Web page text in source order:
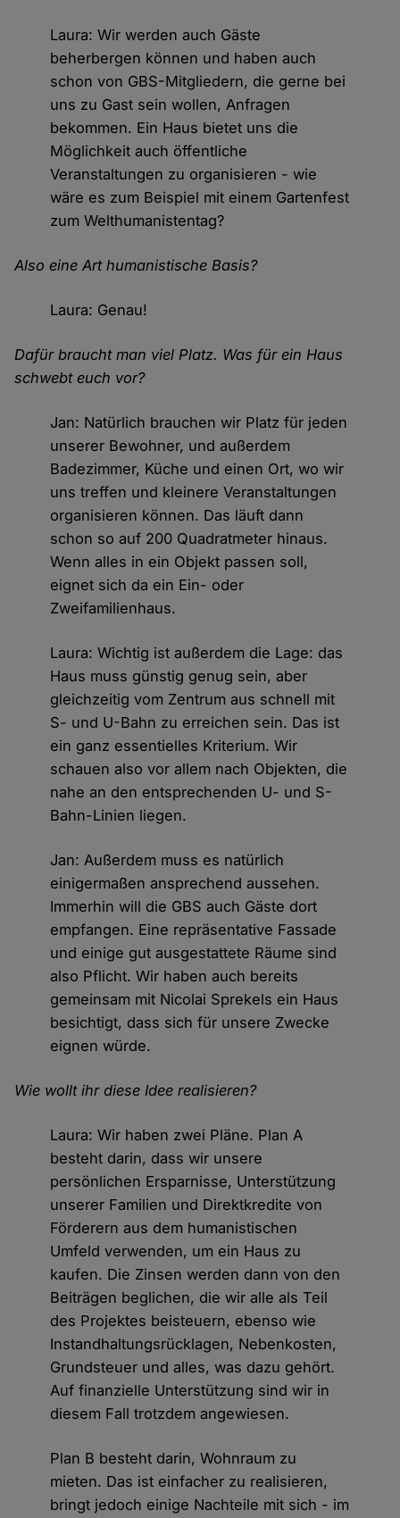
Laura: Wir werden auch Gäste
beherbergen können und haben auch
schon von GBS-Mitgliedern, die gerne bei
uns zu Gast sein wollen, Anfragen
bekommen. Ein Haus bietet uns die
Möglichkeit auch öffentliche
Veranstaltungen zu organisieren - wie
wäre es zum Beispiel mit einem Gartenfest
zum Welthumanistentag?
Also eine Art humanistische Basis?
Laura: Genau!
Dafür braucht man viel Platz. Was für ein Haus
schwebt euch vor?
Jan: Natürlich brauchen wir Platz für jeden
unserer Bewohner, und außerdem
Badezimmer, Küche und einen Ort, wo wir
uns treffen und kleinere Veranstaltungen
organisieren können. Das läuft dann
schon so auf 200 Quadratmeter hinaus.
Wenn alles in ein Objekt passen soll,
eignet sich da ein Ein- oder
Zweifamilienhaus.
Laura: Wichtig ist außerdem die Lage: das
Haus muss günstig genug sein, aber
gleichzeitig vom Zentrum aus schnell mit
S- und U-Bahn zu erreichen sein. Das ist
ein ganz essentielles Kriterium. Wir
schauen also vor allem nach Objekten, die
nahe an den entsprechenden U- und S-
Bahn-Linien liegen.
Jan: Außerdem muss es natürlich
einigermaßen ansprechend aussehen.
Immerhin will die GBS auch Gäste dort
empfangen. Eine repräsentative Fassade
und einige gut ausgestattete Räume sind
also Pflicht. Wir haben auch bereits
gemeinsam mit Nicolai Sprekels ein Haus
besichtigt, dass sich für unsere Zwecke
eignen würde.
Wie wollt ihr diese Idee realisieren?
Laura: Wir haben zwei Pläne. Plan A
besteht darin, dass wir unsere
persönlichen Ersparnisse, Unterstützung
unserer Familien und Direktkredite von
Förderern aus dem humanistischen
Umfeld verwenden, um ein Haus zu
kaufen. Die Zinsen werden dann von den
Beiträgen beglichen, die wir alle als Teil
des Projektes beisteuern, ebenso wie
Instandhaltungsrücklagen, Nebenkosten,
Grundsteuer und alles, was dazu gehört.
Auf finanzielle Unterstützung sind wir in
diesem Fall trotzdem angewiesen.
Plan B besteht darin, Wohnraum zu
mieten. Das ist einfacher zu realisieren,
bringt jedoch einige Nachteile mit sich - im